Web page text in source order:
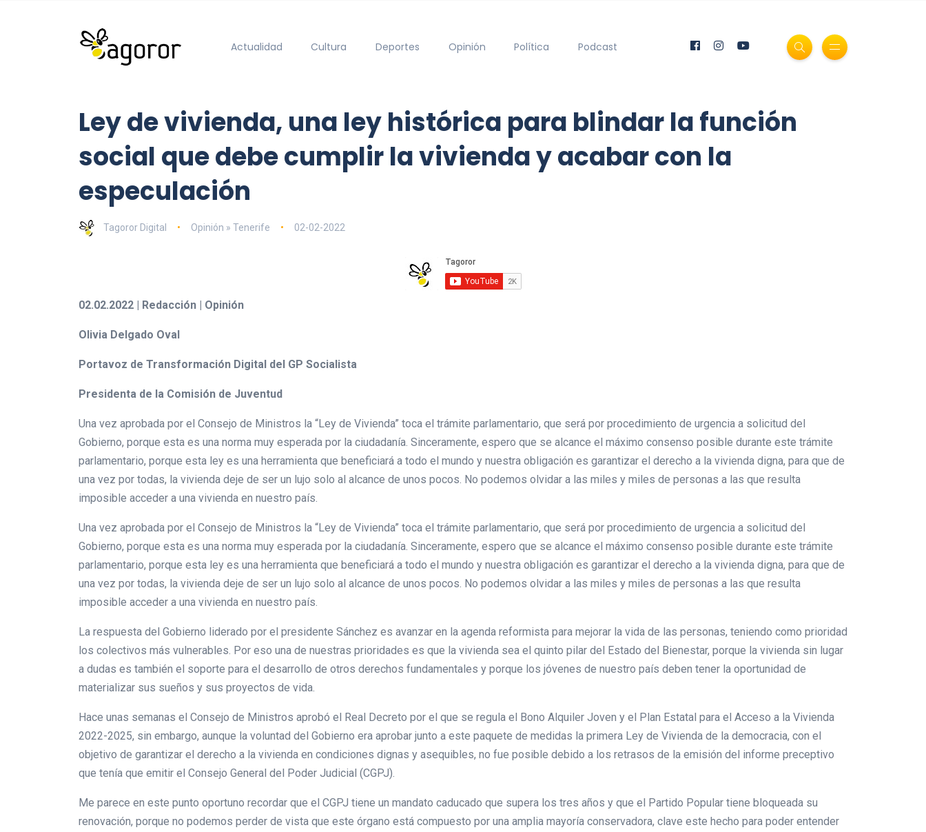
Actualidad Cultura Deportes Opinión Política Podcast
Ley de vivienda, una ley histórica para blindar la función
social que debe cumplir la vivienda y acabar con la
especulación
Tagoror Digital Opinión » Tenerife 02-02-2022
02.02.2022 | Redacción | Opinión
Olivia Delgado Oval
Portavoz de Transformación Digital del GP Socialista
Presidenta de la Comisión de Juventud
Una vez aprobada por el Consejo de Ministros la “Ley de Vivienda” toca el trámite parlamentario, que será por procedimiento de urgencia a solicitud del
Gobierno, porque esta es una norma muy esperada por la ciudadanía. Sinceramente, espero que se alcance el máximo consenso posible durante este trámite
parlamentario, porque esta ley es una herramienta que beneficiará a todo el mundo y nuestra obligación es garantizar el derecho a la vivienda digna, para que de
una vez por todas, la vivienda deje de ser un lujo solo al alcance de unos pocos. No podemos olvidar a las miles y miles de personas a las que resulta
imposible acceder a una vivienda en nuestro país.
Una vez aprobada por el Consejo de Ministros la “Ley de Vivienda” toca el trámite parlamentario, que será por procedimiento de urgencia a solicitud del
Gobierno, porque esta es una norma muy esperada por la ciudadanía. Sinceramente, espero que se alcance el máximo consenso posible durante este trámite
parlamentario, porque esta ley es una herramienta que beneficiará a todo el mundo y nuestra obligación es garantizar el derecho a la vivienda digna, para que de
una vez por todas, la vivienda deje de ser un lujo solo al alcance de unos pocos. No podemos olvidar a las miles y miles de personas a las que resulta
imposible acceder a una vivienda en nuestro país.
La respuesta del Gobierno liderado por el presidente Sánchez es avanzar en la agenda reformista para mejorar la vida de las personas, teniendo como prioridad
los colectivos más vulnerables. Por eso una de nuestras prioridades es que la vivienda sea el quinto pilar del Estado del Bienestar, porque la vivienda sin lugar
a dudas es también el soporte para el desarrollo de otros derechos fundamentales y porque los jóvenes de nuestro país deben tener la oportunidad de
materializar sus sueños y sus proyectos de vida.
Hace unas semanas el Consejo de Ministros aprobó el Real Decreto por el que se regula el Bono Alquiler Joven y el Plan Estatal para el Acceso a la Vivienda
2022-2025, sin embargo, aunque la voluntad del Gobierno era aprobar junto a este paquete de medidas la primera Ley de Vivienda de la democracia, con el
objetivo de garantizar el derecho a la vivienda en condiciones dignas y asequibles, no fue posible debido a los retrasos de la emisión del informe preceptivo
que tenía que emitir el Consejo General del Poder Judicial (CGPJ).
Me parece en este punto oportuno recordar que el CGPJ tiene un mandato caducado que supera los tres años y que el Partido Popular tiene bloqueada su
renovación, porque no podemos perder de vista que este órgano está compuesto por una amplia mayoría conservadora, clave este hecho para poder entender